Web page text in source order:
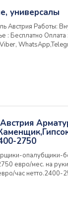
универсалы
Австрия Работы:
: Бесплатно
2750
опалубщики-
евро/мес. на
час
БЕСПЛАТНАЯ
Наша компания